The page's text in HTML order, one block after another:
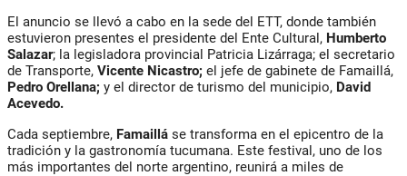
El anuncio se llevó a cabo en la sede del ETT, donde también
estuvieron presentes el presidente del Ente Cultural, Humberto
Salazar; la legisladora provincial Patricia Lizárraga; el secretario
de Transporte, Vicente Nicastro; el jefe de gabinete de Famaillá,
Pedro Orellana; y el director de turismo del municipio, David
Acevedo.
Cada septiembre, Famaillá se transforma en el epicentro de la
tradición y la gastronomía tucumana. Este festival, uno de los
más importantes del norte argentino, reunirá a miles de